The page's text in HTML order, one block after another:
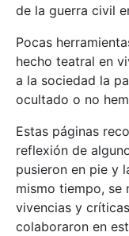
de la guerra civil
Pocas
hecho teatral en
a la sociedad la
ocultado o no
Estas páginas
reflexión de
pusieron en pie y
mismo tiempo, se
vivencias y
colaboraron en